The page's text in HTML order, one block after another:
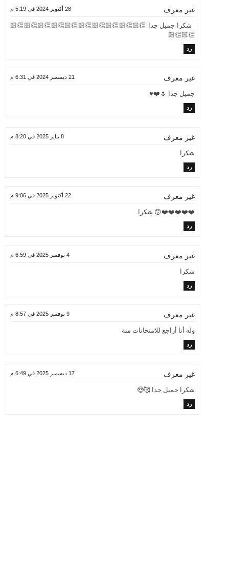
غير معرف 28 أكتوبر 2024 في 5:19 م
شكرا جميل جدا 👏🏻👏🏻👏🏻👏🏻👏🏻👏🏻👏🏻👏🏻👏🏻👏🏻
👏🏻👏🏻
رد
غير معرف 21 ديسمبر 2024 في 6:31 م
جميل جدا 🌷❤️♥️
رد
غير معرف 8 يناير 2025 في 8:20 م
شكرا
رد
غير معرف 22 أكتوبر 2025 في 9:06 م
❤️❤️❤️❤️❤️😙 شكرا
رد
غير معرف 4 نوفمبر 2025 في 6:59 م
شكرا
رد
غير معرف 9 نوفمبر 2025 في 8:57 م
وله أنا أراجع للامتحانات منة
رد
غير معرف 17 ديسمبر 2025 في 6:49 م
شكرا جميل جدا 🥰😍
رد